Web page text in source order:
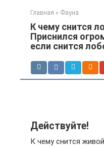
Главная » Фауна
К чему снится
Приснился
если снится
Действуйте!
К чему снится